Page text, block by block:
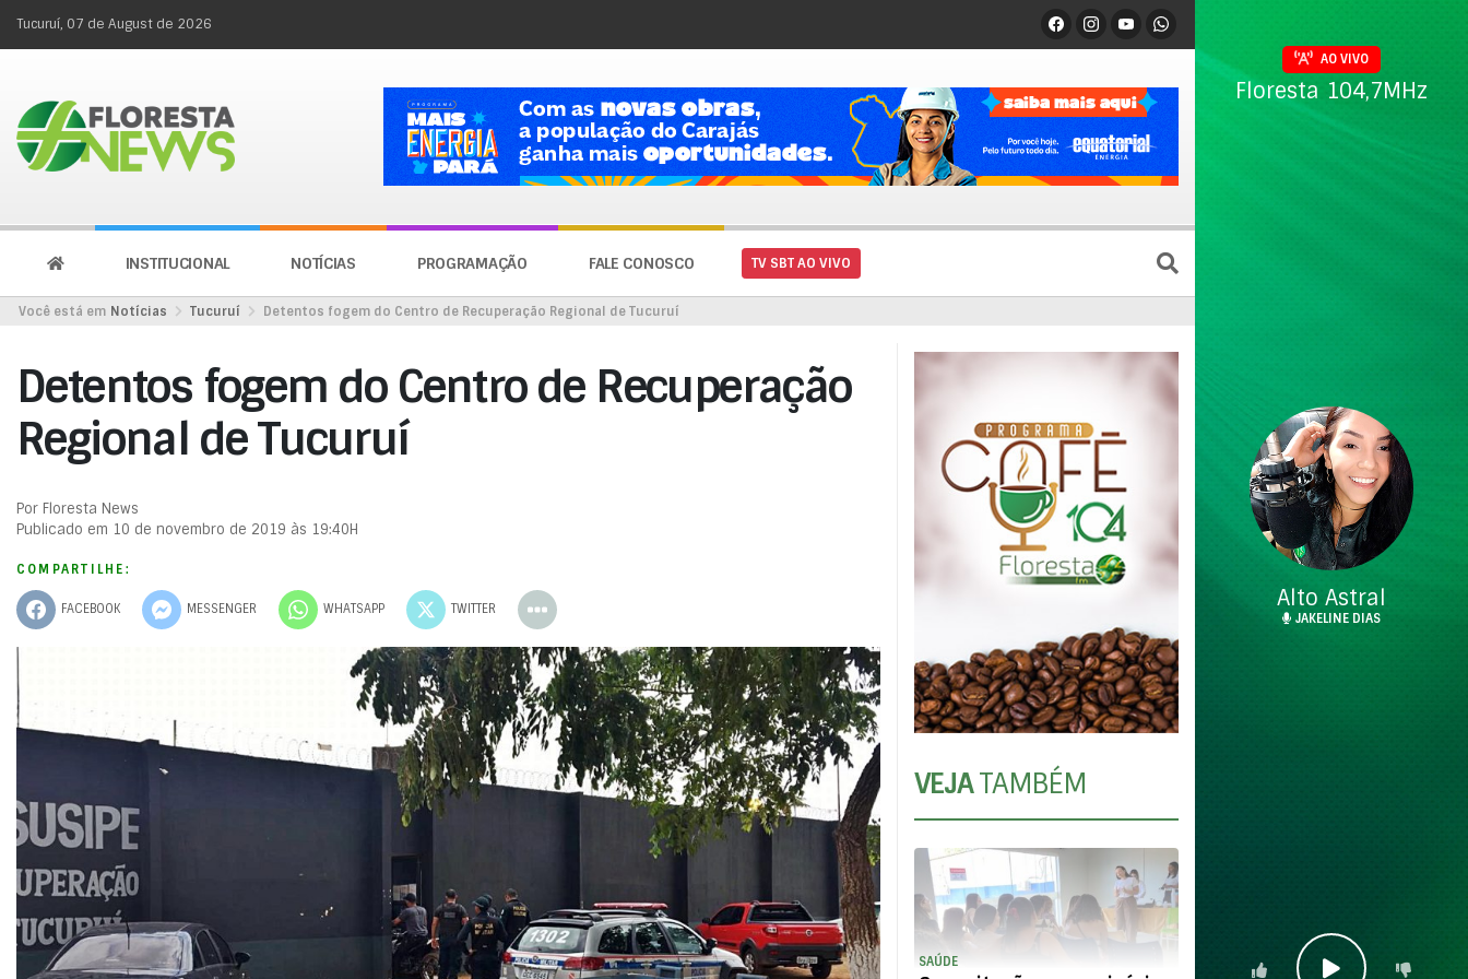
Tucuruí, 07 de August de 2026
INSTITUCIONAL NOTÍCIAS PROGRAMAÇÃO FALE CONOSCO TV SBT AO VIVO
Você está em Notícias Tucuruí Detentos fogem do Centro de Recuperação Regional de Tucuruí
Detentos fogem do Centro de Recuperação
Regional de Tucuruí
Por Floresta News
Publicado em 10 de novembro de 2019 às 19:40H
COMPARTILHE:
FACEBOOK MESSENGER WHATSAPP TWITTER
VEJATAMBÉM
SAÚDE
AO VIVO
Floresta 104,7MHz
Alto Astral
JAKELINE DIAS